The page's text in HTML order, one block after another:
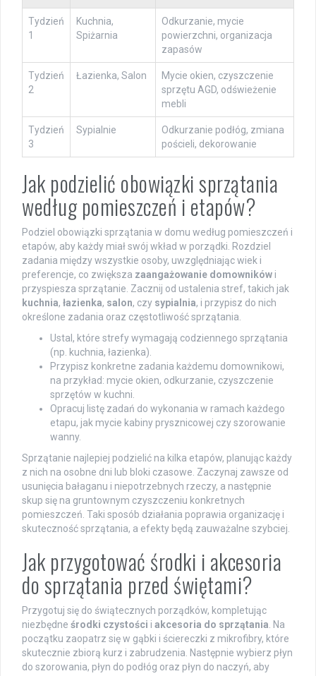
Tydzień
1
Kuchnia,
Spiżarnia
Odkurzanie, mycie
powierzchni, organizacja
zapasów
Tydzień
2
Łazienka, Salon
Mycie okien, czyszczenie
sprzętu AGD, odświeżenie
mebli
Tydzień
3
Sypialnie
Odkurzanie podłóg, zmiana
pościeli, dekorowanie
Jak podzielić obowiązki sprzątania
według pomieszczeń i etapów?
Podziel obowiązki sprzątania w domu według pomieszczeń i
etapów, aby każdy miał swój wkład w porządki. Rozdziel
zadania między wszystkie osoby, uwzględniając wiek i
preferencje, co zwiększa zaangażowanie domowników i
przyspiesza sprzątanie. Zacznij od ustalenia stref, takich jak
kuchnia, łazienka, salon, czy sypialnia, i przypisz do nich
określone zadania oraz częstotliwość sprzątania.
Ustal, które strefy wymagają codziennego sprzątania
(np. kuchnia, łazienka).
Przypisz konkretne zadania każdemu domownikowi,
na przykład: mycie okien, odkurzanie, czyszczenie
sprzętów w kuchni.
Opracuj listę zadań do wykonania w ramach każdego
etapu, jak mycie kabiny prysznicowej czy szorowanie
wanny.
Sprzątanie najlepiej podzielić na kilka etapów, planując każdy
z nich na osobne dni lub bloki czasowe. Zaczynaj zawsze od
usunięcia bałaganu i niepotrzebnych rzeczy, a następnie
skup się na gruntownym czyszczeniu konkretnych
pomieszczeń. Taki sposób działania poprawia organizację i
skuteczność sprzątania, a efekty będą zauważalne szybciej.
Jak przygotować środki i akcesoria
do sprzątania przed świętami?
Przygotuj się do świątecznych porządków, kompletując
niezbędne środki czystości i akcesoria do sprzątania. Na
początku zaopatrz się w gąbki i ściereczki z mikrofibry, które
skutecznie zbiorą kurz i zabrudzenia. Następnie wybierz płyn
do szorowania, płyn do podłóg oraz płyn do naczyń, aby